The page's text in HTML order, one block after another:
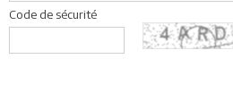
Code de sécurité